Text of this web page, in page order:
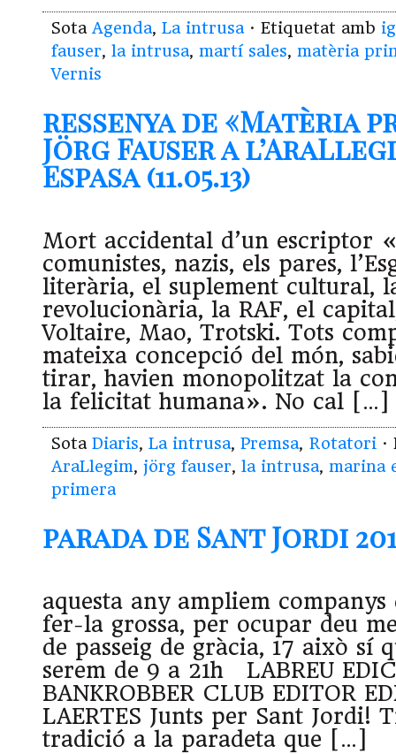
Sota Agenda, La intrusa · Etiquetat amb
fauser, la intrusa, martí sales, matèria
Vernis
ressenya de «Matèria
Jörg Fauser a
Espasa (11.05.13)
Mort accidental d’un escriptor
comunistes, nazis, els pares,
literària, el suplement cultural,
revolucionària, la RAF, el
Voltaire, Mao, Trotski. Tots
mateixa concepció del món,
tirar, havien monopolitzat la
la felicitat humana». No cal […]
Sota Diaris, La intrusa, Premsa, Rotatori
AraLlegim, jörg fauser, la intrusa, marina
primera
parada de Sant Jordi
aquesta any ampliem
fer-la grossa, per ocupar deu
de passeig de gràcia, 17 això sí
serem de 9 a 21h LABREU
BANKROBBER CLUB EDITOR
LAERTES Junts per Sant Jordi!
tradició a la paradeta que […]